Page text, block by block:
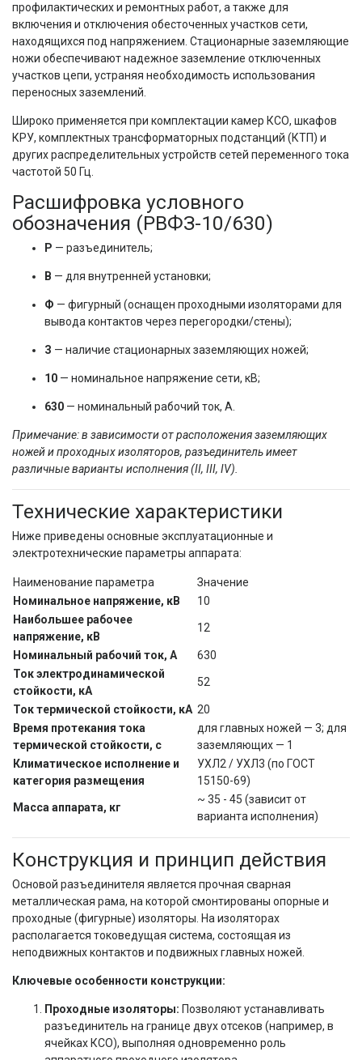
профилактических и ремонтных работ, а также для
включения и отключения обесточенных участков сети,
находящихся под напряжением. Стационарные заземляющие
ножи обеспечивают надежное заземление отключенных
участков цепи, устраняя необходимость использования
переносных заземлений.
Широко применяется при комплектации камер КСО, шкафов
КРУ, комплектных трансформаторных подстанций (КТП) и
других распределительных устройств сетей переменного тока
частотой 50 Гц.
Расшифровка условного
обозначения (РВФЗ-10/630)
Р — разъединитель;
В — для внутренней установки;
Ф — фигурный (оснащен проходными изоляторами для
вывода контактов через перегородки/стены);
З — наличие стационарных заземляющих ножей;
10 — номинальное напряжение сети, кВ;
630 — номинальный рабочий ток, А.
Примечание: в зависимости от расположения заземляющих
ножей и проходных изоляторов, разъединитель имеет
различные варианты исполнения (II, III, IV).
Технические характеристики
Ниже приведены основные эксплуатационные и
электротехнические параметры аппарата:
Наименование параметра
Значение
Номинальное напряжение, кВ
10
Наибольшее рабочее
напряжение, кВ
12
Номинальный рабочий ток, А
630
Ток электродинамической
стойкости, кА
52
Ток термической стойкости, кА 20
Время протекания тока
термической стойкости, с
для главных ножей — 3; для
заземляющих — 1
Климатическое исполнение и
категория размещения
УХЛ2 / УХЛ3 (по ГОСТ
15150-69)
Масса аппарата, кг
~ 35 - 45 (зависит от
варианта исполнения)
Конструкция и принцип действия
Основой разъединителя является прочная сварная
металлическая рама, на которой смонтированы опорные и
проходные (фигурные) изоляторы. На изоляторах
располагается токоведущая система, состоящая из
неподвижных контактов и подвижных главных ножей.
Ключевые особенности конструкции:
Проходные изоляторы: Позволяют устанавливать
разъединитель на границе двух отсеков (например, в
ячейках КСО), выполняя одновременно роль